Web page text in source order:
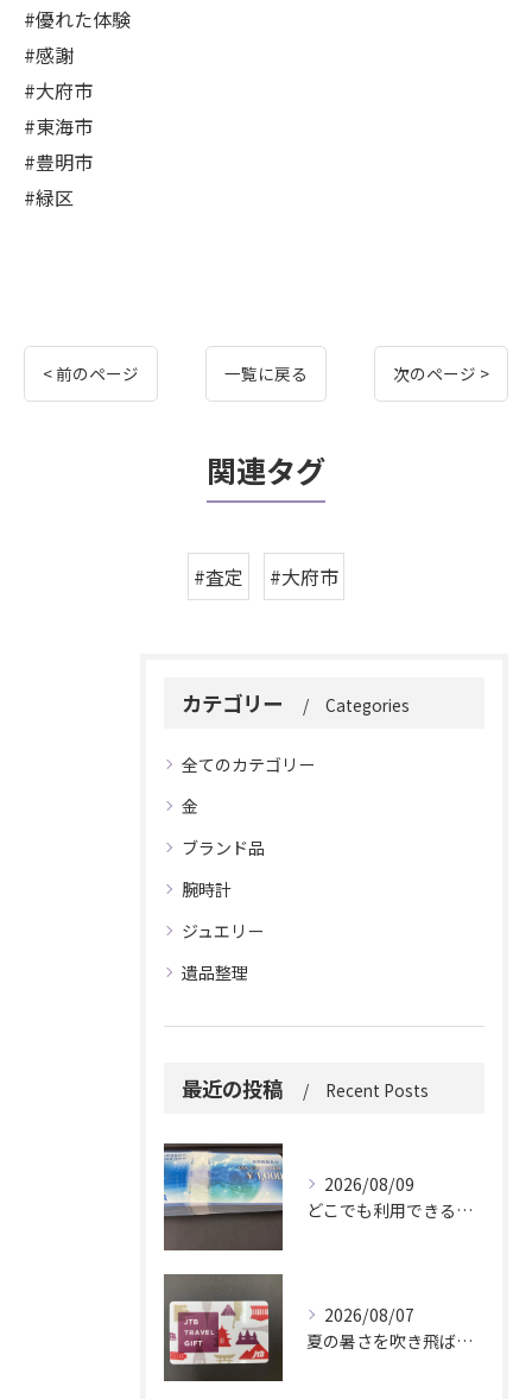
#優れた体験
#感謝
#大府市
#東海市
#豊明市
#緑区
< 前のページ 一覧に戻る 次のページ >
関連タグ
#査定 #大府市
カテゴリー Categories
全てのカテゴリー
金
ブランド品
腕時計
ジュエリー
遺品整理
最近の投稿 Recent Posts
2026/08/09
どこでも利用できる便利さ。
2026/08/07
夏の暑さを吹き飛ばしに来てください。